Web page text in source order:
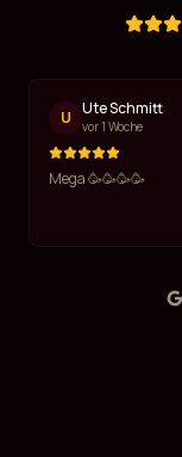
U Ute Schmitt
vor 1 Woche
Mega 🥳🥳🥳🥳